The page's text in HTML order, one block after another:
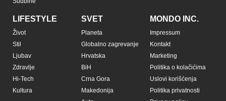
LIFESTYLE
Život
Stil
Ljubav
Zdravlje
Hi-Tech
Kultura
SVET
Planeta
Globalno zagrevanje
Hrvatska
BiH
Crna Gora
Makedonija
MONDO INC.
Impressum
Kontakt
Marketing
Politika o kolačićima
Uslovi korišćenja
Politika privatnosti